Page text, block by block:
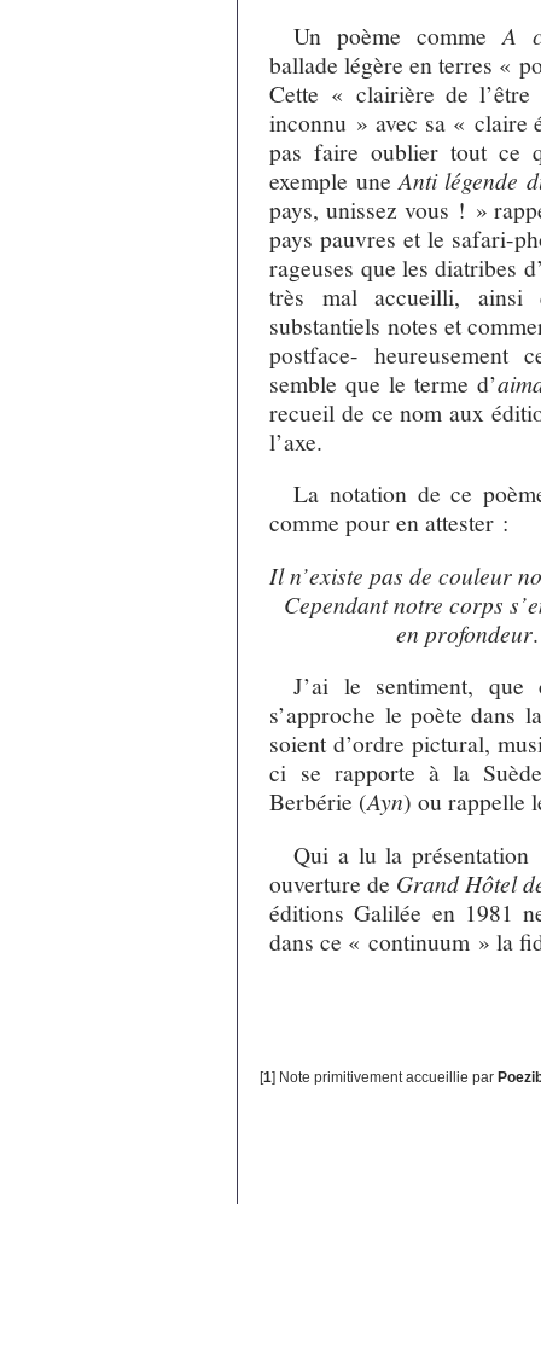
Un poème commeA
ballade légère en terres «
Cette « clairière de
inconnu » avec sa « claire
pas faire oublier tout ce
exemple uneAnti légende
pays, unissez vous ! »
pays pauvres et le safari-
rageuses que les diatribes
très mal accueilli, ainsi
substantiels notes et
postface- heureusement
semble que le terme d’
recueil de ce nom aux
l’axe.
La notation de ce
comme pour en attester :
Il n’existe pas de couleur
Cependant notre corps
en profondeur.
J’ai le sentiment,
s’approche le poète dans
soient d’ordre pictural,
ci se rapporte à la
Berbérie (Ayn) ou rappelle
Qui a lu la
ouverture de Grand Hôtel
éditions Galilée en 1981
dans ce « continuum » la
[1] Note primitivement accueillie par